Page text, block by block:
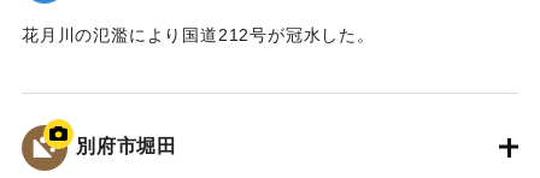
景観保全など多分野にわたる検討を、国土交通省、中津市な
平成30年11月 国土交通省山国川河川事務所
中津市
花月川の氾濫により国道212号が冠水した。
｜固有コード:09922063
別府市堀田